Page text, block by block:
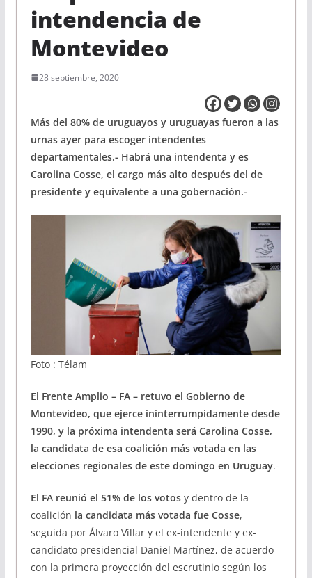
intendencia de
Montevideo
28 septiembre, 2020
Más del 80% de uruguayos y uruguayas fueron a las
urnas ayer para escoger intendentes
departamentales.- Habrá una intendenta y es
Carolina Cosse, el cargo más alto después del de
presidente y equivalente a una gobernación.-
Foto : Télam
El Frente Amplio – FA – retuvo el Gobierno de
Montevideo, que ejerce ininterrumpidamente desde
1990, y la próxima intendenta será Carolina Cosse,
la candidata de esa coalición más votada en las
elecciones regionales de este domingo en Uruguay.-
El FA reunió el 51% de los votosy dentro de la
coalición la candidata más votada fue Cosse,
seguida por Álvaro Villar y el ex-intendente y ex-
candidato presidencial Daniel Martínez, de acuerdo
con la primera proyección del escrutinio según los